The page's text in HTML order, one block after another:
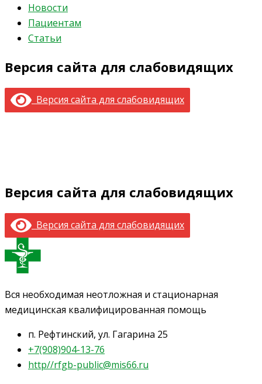
Новости
Пациентам
Статьи
Версия сайта для слабовидящих
Версия сайта для слабовидящих
Версия сайта для слабовидящих
Версия сайта для слабовидящих
Вся необходимая неотложная и стационарная
медицинская квалифицированная помощь
п. Рефтинский, ул. Гагарина 25
+7(908)904-13-76
http//rfgb-public@mis66.ru